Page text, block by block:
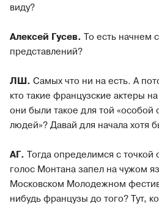
виду?
Алексей Гусев. То есть начнем
представлений?
ЛШ. Самых что ни на есть. А
кто такие французские актеры
они были такое для той «особой
людей»? Давай для начала хотя
АГ. Тогда определимся с точкой
голос Монтана запел на чужом
Московском Молодежном
нибудь французы до того? Тут,